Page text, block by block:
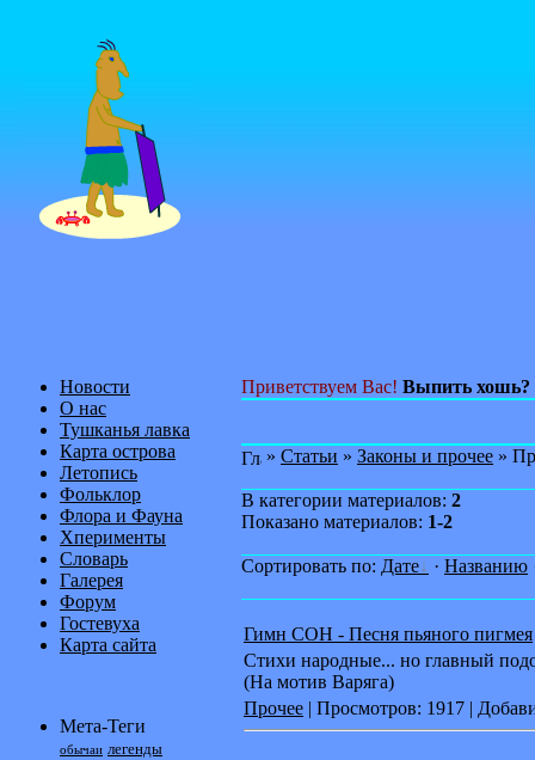
Новости
О нас
Тушканья лавка
Карта острова
Летопись
Фольклор
Флора и Фауна
Хперименты
Словарь
Галерея
Форум
Гостевуха
Карта сайта
Мета-Теги
обычаи легенды
Приветствуем Вас! Выпить хошь?
» Статьи » Законы и прочее »
В категории материалов: 2
Показано материалов: 1-2
Сортировать по: Дате · Названию
Гимн СОН - Песня пьяного пигмея
Стихи народные... но главный
(На мотив Варяга)
Прочее | Просмотров: 1917 |